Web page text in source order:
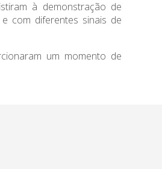
à demonstração de
com diferentes sinais de
um momento de